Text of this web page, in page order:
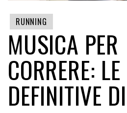
RUNNING
MUSICA PER
CORRERE:
DEFINITIVE